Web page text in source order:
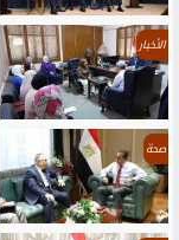
الأخبار
صحة